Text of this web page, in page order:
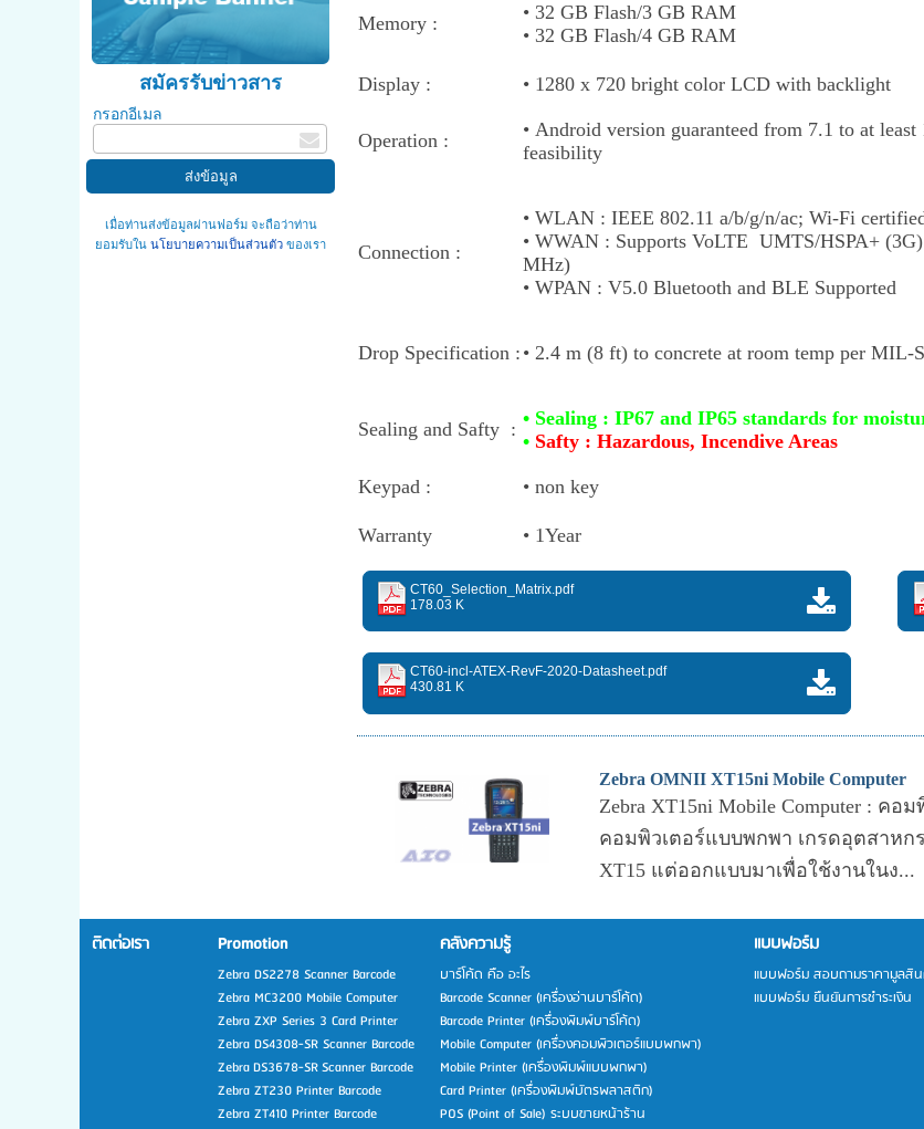
สมัครรับข่าวสาร
กรอกอีเมล
เมื่อท่านส่งข้อมูลผ่านฟอร์ม จะถือว่าท่าน
ยอมรับใน นโยบายความเป็นส่วนตัวของเรา
Memory :
• 32 GB Flash/3 GB RAM
• 32 GB Flash/4 GB RAM
Display : • 1280 x 720 bright color LCD with backlight
Operation :
• Android version guaranteed from 7.1 to at
feasibility
Connection :
• WLAN : IEEE 802.11 a/b/g/n/ac; Wi-Fi
• WWAN : Supports VoLTE UMTS/HSPA+
MHz)
• WPAN : V5.0 Bluetooth and BLE Supported
Drop Specification : • 2.4 m (8 ft) to concrete at room temp per MIL-
Sealing and Safty : • Sealing : IP67 and IP65 standards for
• Safty : Hazardous, Incendive Areas
Keypad : • non key
Warranty • 1Year
CT60_Selection_Matrix.pdf
178.03 K
CT60-incl-ATEX-RevF-2020-Datasheet.pdf
430.81 K
Zebra OMNII XT15ni Mobile Computer
Zebra XT15ni Mobile Computer : คอ
คอมพิวเตอร์แบบพกพา เกรดอุตสาหก
XT15 แต่ออกแบบมาเพื่อใช้งานในง...
ติดต่อเรา Promotion
Zebra DS2278 Scanner Barcode
Zebra MC3200 Mobile Computer
Zebra ZXP Series 3 Card Printer
Zebra DS4308-SR Scanner Barcode
Zebra DS3678-SR Scanner Barcode
Zebra ZT230 Printer Barcode
Zebra ZT410 Printer Barcode
คลังความรู้
บาร์โค้ด คือ อะไร
Barcode Scanner (เครื่องอ่านบาร์โค้ด)
Barcode Printer (เครื่องพิมพ์บาร์โค้ด)
Mobile Computer (เครื่องคอมพิวเตอร์แบบพกพา)
Mobile Printer (เครื่องพิมพ์แบบพกพา)
Card Printer (เครื่องพิมพ์บัตรพลาสติก)
POS (Point of Sale) ระบบขายหน้าร้าน
แบบฟอร์ม
แบบฟอร์ม สอบถามราคามูลสิ
แบบฟอร์ม ยืนยันการชำระเงิน